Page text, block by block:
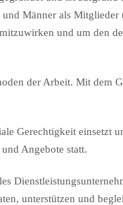
Männer als Mitglieder
und um den
der Arbeit. Mit dem
Gerechtigkeit einsetzt
Angebote statt.
unterstützen und